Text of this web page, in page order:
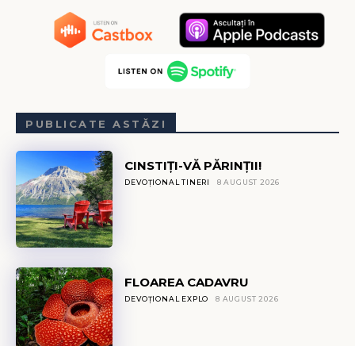
PUBLICATE ASTĂZI
CINSTIȚI-VĂ PĂRINȚII!
DEVOȚIONAL TINERI 8 AUGUST 2026
FLOAREA CADAVRU
DEVOȚIONAL EXPLO 8 AUGUST 2026